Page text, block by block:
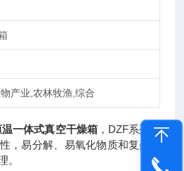
产业,农林牧渔,综合
一体式真空干燥箱 ，DZF系列真
，易分解、易氧化物质和复杂成
。